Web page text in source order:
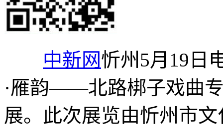
中新网忻州5月19日
·雁韵——北路梆子戏曲
展。此次展览由忻州市